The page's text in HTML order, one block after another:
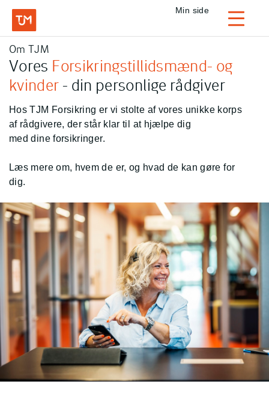
Privat
Login
Min side
TJM Forsikring – Gå til forside
Om TJM
Vores Forsikringstillidsmænd- og
kvinder - din personlige rådgiver
Hos TJM Forsikring er vi stolte af vores unikke korps
af rådgivere, der står klar til at hjælpe dig
med dine forsikringer.
Læs mere om, hvem de er, og hvad de kan gøre for
dig.